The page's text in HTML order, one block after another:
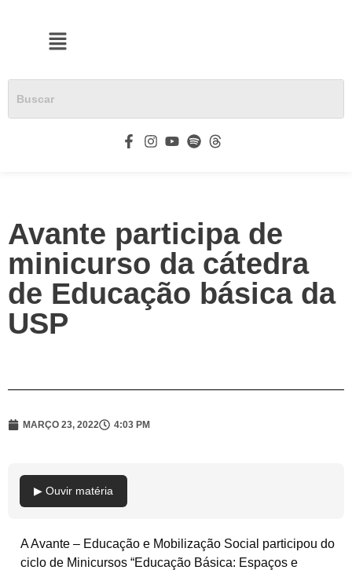
Avante participa de
minicurso da cátedra
de Educação básica da
USP
MARÇO 23, 2022 4:03 PM
▶ Ouvir matéria
A Avante – Educação e Mobilização Social participou do
ciclo de Minicursos “Educação Básica: Espaços e